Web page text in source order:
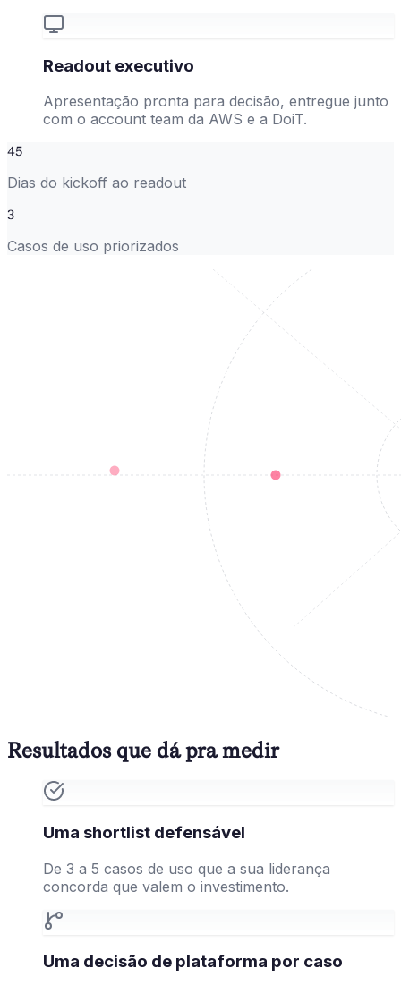
Readout executivo
Apresentação pronta para decisão, entregue junto
com o account team da AWS e a DoiT.
45
Dias do kickoff ao readout
3
Casos de uso priorizados
Resultados que dá pra medir
Uma shortlist defensável
De 3 a 5 casos de uso que a sua liderança
concorda que valem o investimento.
Uma decisão de plataforma por caso